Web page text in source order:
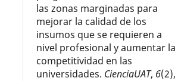
las zonas marginadas para
mejorar la calidad de los
insumos que se requieren a
nivel profesional y aumentar la
competitividad en las
universidades. CienciaUAT, 6(2),